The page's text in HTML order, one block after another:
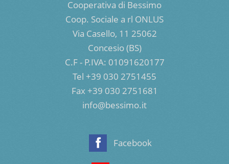
Cooperativa di Bessimo
Coop. Sociale a rl ONLUS
Via Casello, 11 25062
Concesio (BS)
C.F - P.IVA: 01091620177
Tel +39 030 2751455
Fax +39 030 2751681
info@bessimo.it
Facebook